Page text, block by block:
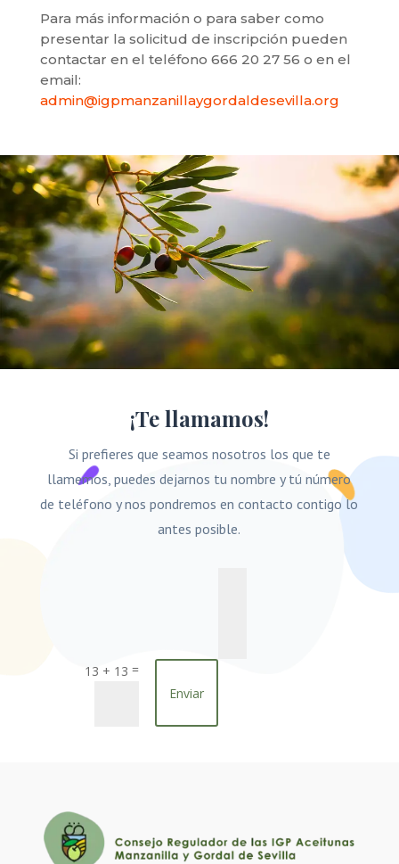
Para más información o para saber como
presentar la solicitud de inscripción pueden
contactar en el teléfono 666 20 27 56 o en el
email:
admin@igpmanzanillaygordaldesevilla.org
¡Te llamamos!
Si prefieres que seamos nosotros los que te
llamemos, puedes dejarnos tu nombre y tú número
de teléfono y nos pondremos en contacto contigo lo
antes posible.
13 + 13 =
Enviar